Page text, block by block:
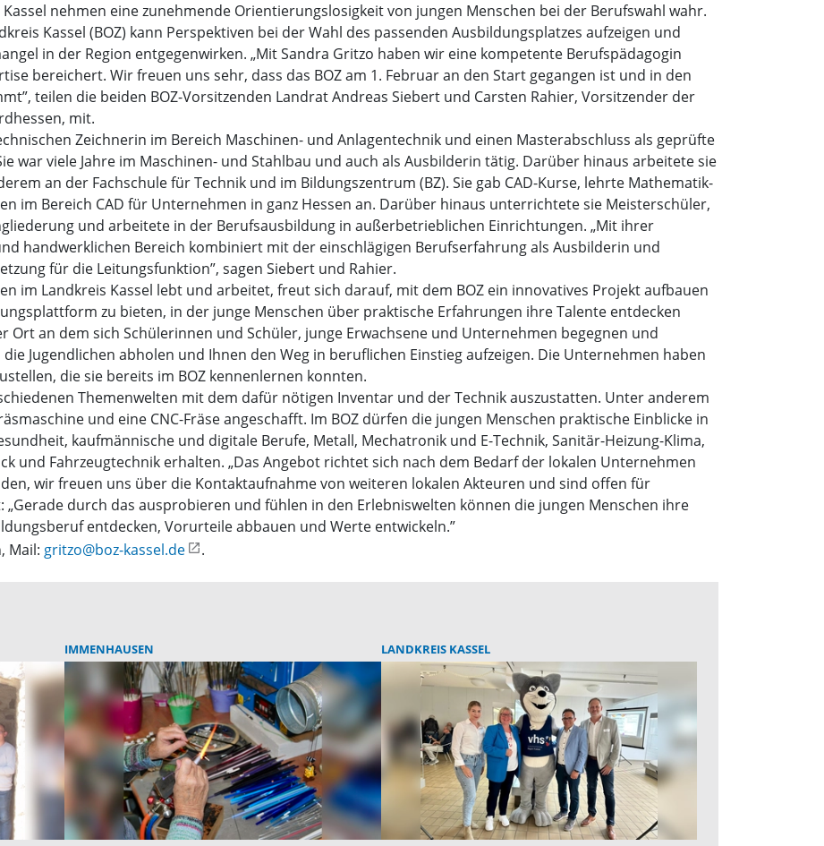
nehmen eine zunehmende Orientierungslosigkeit von jungen Menschen bei der Berufswahl wahr.
Kassel (BOZ) kann Perspektiven bei der Wahl des passenden Ausbildungsplatzes aufzeigen und
in der Region entgegenwirken. „Mit Sandra Gritzo haben wir eine kompetente Berufspädagogin
bereichert. Wir freuen uns sehr, dass das BOZ am 1. Februar an den Start gegangen ist und in den
teilen die beiden BOZ-Vorsitzenden Landrat Andreas Siebert und Carsten Rahier, Vorsitzender der
mit.
Zeichnerin im Bereich Maschinen- und Anlagentechnik und einen Masterabschluss als geprüfte
war viele Jahre im Maschinen- und Stahlbau und auch als Ausbilderin tätig. Darüber hinaus arbeitete sie
an der Fachschule für Technik und im Bildungszentrum (BZ). Sie gab CAD-Kurse, lehrte Mathematik-
im Bereich CAD für Unternehmen in ganz Hessen an. Darüber hinaus unterrichtete sie Meisterschüler,
und arbeitete in der Berufsausbildung in außerbetrieblichen Einrichtungen. „Mit ihrer
handwerklichen Bereich kombiniert mit der einschlägigen Berufserfahrung als Ausbilderin und
für die Leitungsfunktion”, sagen Siebert und Rahier.
im Landkreis Kassel lebt und arbeitet, freut sich darauf, mit dem BOZ ein innovatives Projekt aufbauen
zu bieten, in der junge Menschen über praktische Erfahrungen ihre Talente entdecken
Ort an dem sich Schülerinnen und Schüler, junge Erwachsene und Unternehmen begegnen und
Jugendlichen abholen und Ihnen den Weg in beruflichen Einstieg aufzeigen. Die Unternehmen haben
die sie bereits im BOZ kennenlernen konnten.
Themenwelten mit dem dafür nötigen Inventar und der Technik auszustatten. Unter anderem
und eine CNC-Fräse angeschafft. Im BOZ dürfen die jungen Menschen praktische Einblicke in
kaufmännische und digitale Berufe, Metall, Mechatronik und E-Technik, Sanitär-Heizung-Klima,
und Fahrzeugtechnik erhalten. „Das Angebot richtet sich nach dem Bedarf der lokalen Unternehmen
wir freuen uns über die Kontaktaufnahme von weiteren lokalen Akteuren und sind offen für
„Gerade durch das ausprobieren und fühlen in den Erlebniswelten können die jungen Menschen ihre
entdecken, Vorurteile abbauen und Werte entwickeln.”
Mail: gritzo@boz-kassel.de .
IMMENHAUSEN LANDKREIS KASSEL